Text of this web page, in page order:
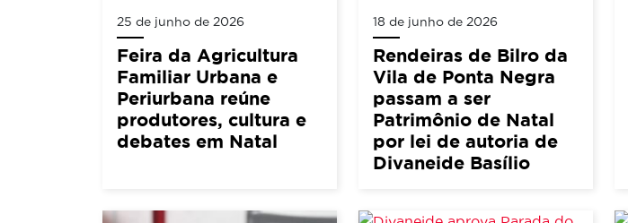
25 de junho de 2026
Feira da Agricultura
Familiar Urbana e
Periurbana reúne
produtores, cultura e
debates em Natal
18 de junho de 2026
Rendeiras de Bilro da
Vila de Ponta Negra
passam a ser
Patrimônio de Natal
por lei de autoria de
Divaneide Basílio